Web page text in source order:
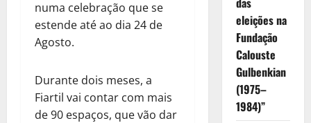
numa celebração que se
estende até ao dia 24 de
Agosto.
Durante dois meses, a
Fiartil vai contar com mais
de 90 espaços, que vão dar
eleições na
Fundação
Calouste
Gulbenkian
(1975–
1984)”